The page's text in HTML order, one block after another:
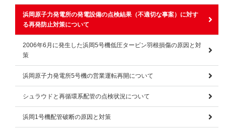
浜岡原子力発電所の発電設備の点検結果（不適切な事案）に対す
る再発防止対策について
2006年6月に発生した浜岡5号機低圧タービン羽根損傷の原因と対
策
浜岡原子力発電所5号機の営業運転再開について
シュラウドと再循環系配管の点検状況について
浜岡1号機配管破断の原因と対策